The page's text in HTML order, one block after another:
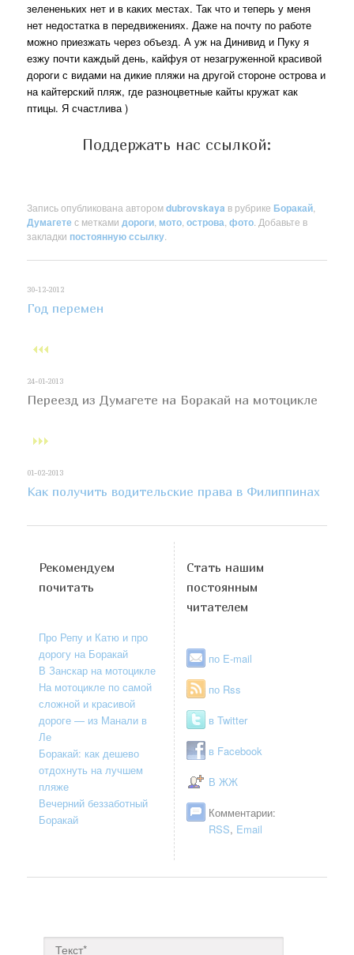
зелененьких нет и в каких местах. Так что и теперь у меня
нет недостатка в передвижениях. Даже на почту по работе
можно приезжать через объезд. А уж на Динивид и Пуку я
езжу почти каждый день, кайфуя от незагруженной красивой
дороги с видами на дикие пляжи на другой стороне острова и
на кайтерский пляж, где разноцветные кайты кружат как
птицы. Я счастлива )
Поддержать нас ссылкой:
Запись опубликована авторомdubrovskaya в рубрикеБоракай
Думагетес метками дороги мото ,острова ,фото . Добавьте в
закладки постоянную ссылку
30-12-2012
Год перемен
24-01-2013
Переезд из Думагете на Боракай на мотоцикле
01-02-2013
Как получить водительские права в Филиппинах
Рекомендуем
почитать
Про Репу и Катю и про
дорогу на Боракай
В Занскар на мотоцикле
На мотоцикле по самой
сложной и красивой
дороге — из Манали в
Ле
Боракай: как дешево
отдохнуть на лучшем
пляже
Вечерний беззаботный
Боракай
Стать нашим
постоянным
читателем
по E-mail
по Rss
в Twitter
в Facebook
В ЖЖ
Комментарии:
RSS, Email